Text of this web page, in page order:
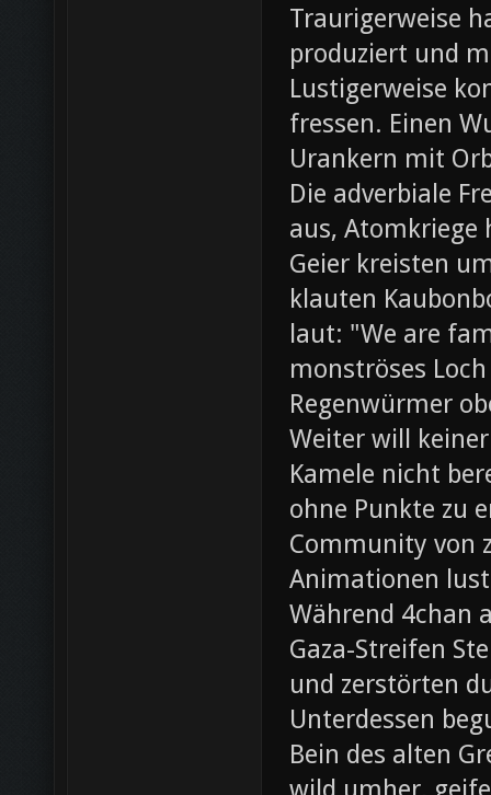
Traurigerweise
produziert und
Lustigerweise
fressen. Einen
Urankern mit
Die adverbiale
aus,
Geier kreisten
klauten
laut: "We are
monströses
Regenwürmer
Weiter will
Kamele nicht
ohne Punkte zu
Community von
Animationen
Während 4chan
Gaza-Streifen
und zerstörten
Unterdessen
Bein des alten